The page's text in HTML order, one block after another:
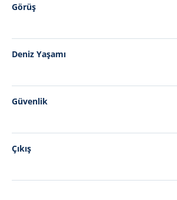
Görüş
Deniz Yaşamı
Güvenlik
Çıkış